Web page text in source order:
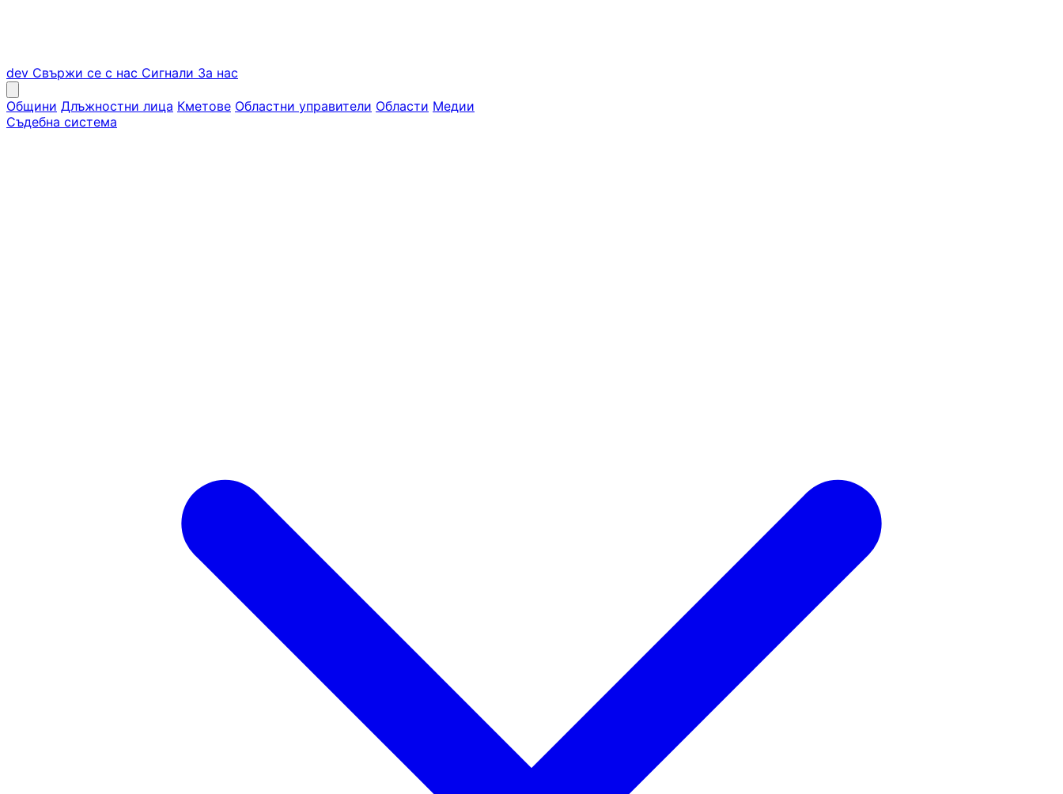
dev Свържи се с нас Сигнали За нас
Общини Длъжностни лица Кметове Областни управители Области Медии
Съдебна система